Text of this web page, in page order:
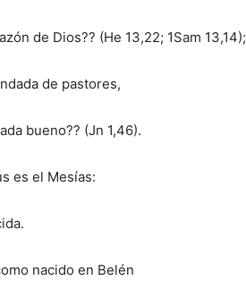
de Dios?? (He 13,22; 1Sam 13,14);
de pastores,
bueno?? (Jn 1,46).
es el Mesías:
nacido en Belén